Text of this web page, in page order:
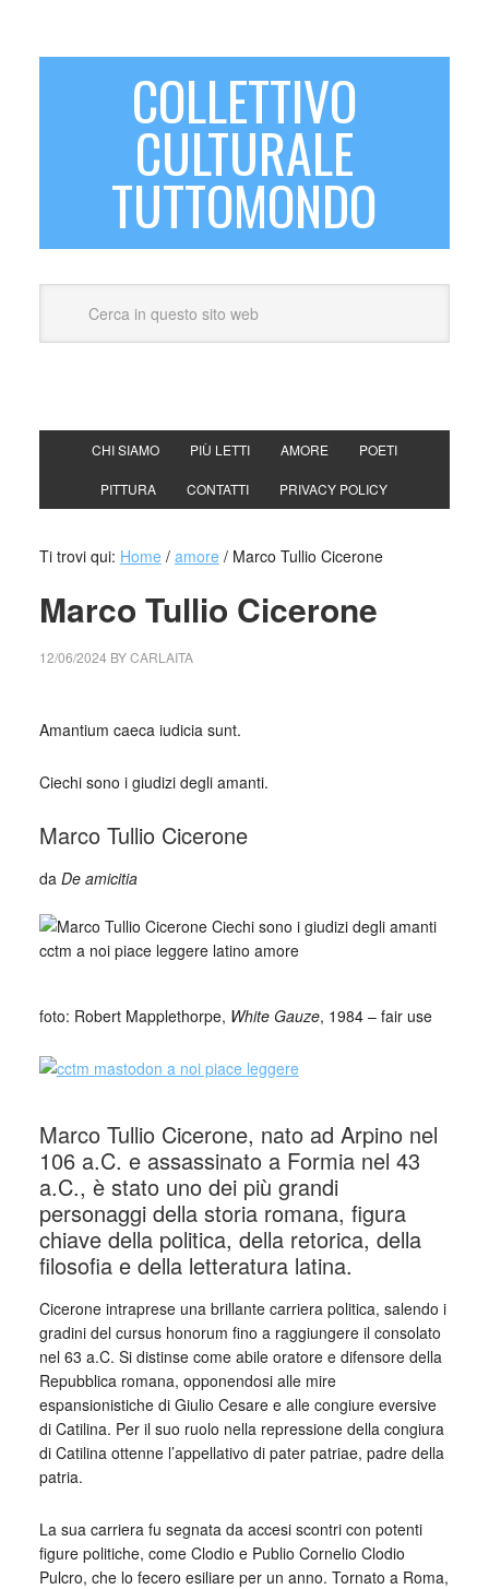
COLLETTIVO
CULTURALE
TUTTOMONDO
CHI SIAMO PIÙ LETTI AMORE POETI
PITTURA CONTATTI PRIVACY POLICY
Ti trovi qui: Home / amore /Marco Tullio Cicerone
Marco Tullio Cicerone
12/06/2024 BYCARLAITA
Amantium caeca iudicia sunt.
Ciechi sono i giudizi degli amanti.
Marco Tullio Cicerone
da De amicitia
foto: Robert Mapplethorpe, White Gauze, 1984 – fair use
Marco Tullio Cicerone, nato ad Arpino nel
106 a.C. e assassinato a Formia nel 43
a.C., è stato uno dei più grandi
personaggi della storia romana, figura
chiave della politica, della retorica, della
filosofia e della letteratura latina.
Cicerone intraprese una brillante carriera politica, salendo i
gradini del cursus honorum fino a raggiungere il consolato
nel 63 a.C. Si distinse come abile oratore e difensore della
Repubblica romana, opponendosi alle mire
espansionistiche di Giulio Cesare e alle congiure eversive
di Catilina. Per il suo ruolo nella repressione della congiura
di Catilina ottenne l’appellativo di pater patriae, padre della
patria.
La sua carriera fu segnata da accesi scontri con potenti
figure politiche, come Clodio e Publio Cornelio Clodio
Pulcro, che lo fecero esiliare per un anno. Tornato a Roma,